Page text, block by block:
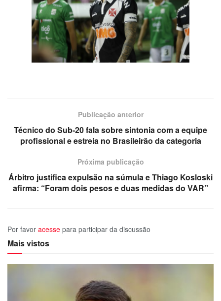
Publicação anterior
Técnico do Sub-20 fala sobre sintonia com a equipe
profissional e estreia no Brasileirão da categoria
Próxima publicação
Árbitro justifica expulsão na súmula e Thiago Kosloski
afirma: “Foram dois pesos e duas medidas do VAR”
Por favor acesse para participar da discussão
Mais vistos